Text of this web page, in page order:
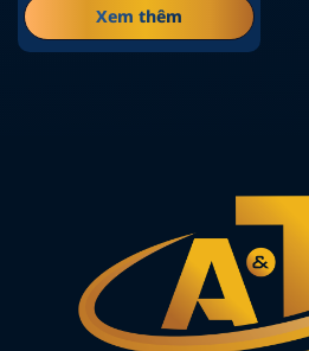
TÁI CẤU TRÚC THẨM MỸ NỘI
KHOA”
Xem thêm